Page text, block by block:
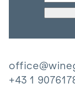
+43 1